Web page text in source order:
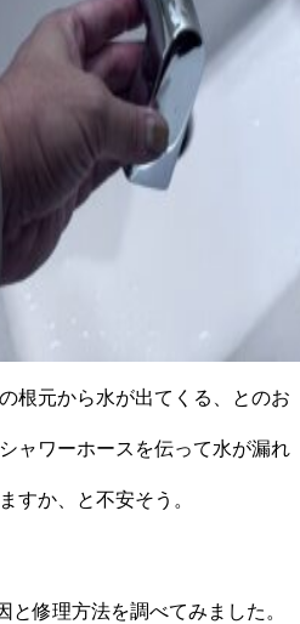
根元から水が出てくる、とのお
ャワーホースを伝って水が漏れ
すか、と不安そう。
修理方法を調べてみました。